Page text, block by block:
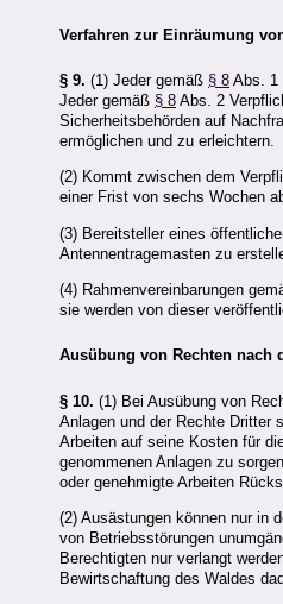
Verfahren zur Einräumung
§ 9. (1) Jeder gemäß § 8 Abs. 1
Jeder gemäß § 8 Abs. 2
Sicherheitsbehörden auf
ermöglichen und zu erleichtern.
(2) Kommt zwischen dem
einer Frist von sechs Wochen
(3) Bereitsteller eines
Antennentragemasten zu
(4) Rahmenvereinbarungen
sie werden von dieser
Ausübung von Rechten nach
§ 10. (1) Bei Ausübung von
Anlagen und der Rechte Dritter
Arbeiten auf seine Kosten für
genommenen Anlagen zu
oder genehmigte Arbeiten
(2) Ausästungen können nur in
von Betriebsstörungen
Berechtigten nur verlangt
Bewirtschaftung des Waldes